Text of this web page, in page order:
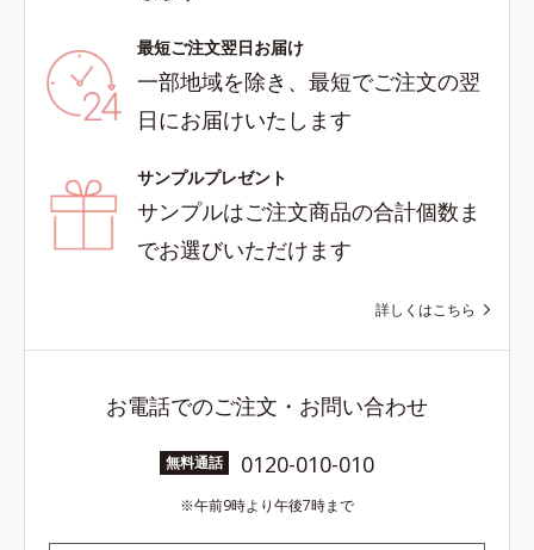
最短ご注文翌日お届け
一部地域を除き、最短でご注文の翌
日にお届けいたします
サンプルプレゼント
サンプルはご注文商品の合計個数ま
でお選びいただけます
詳しくはこちら
お電話でのご注文・お問い合わせ
無料通話 0120-010-010
午前9時より午後7時まで